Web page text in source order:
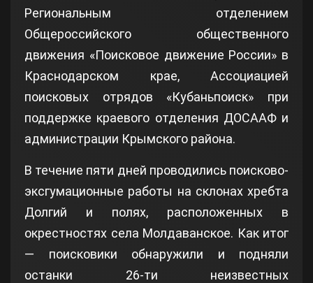
Региональным отделением
Общероссийского общественного
движения «Поисковое движение России» в
Краснодарском крае, Ассоциацией
поисковых отрядов «Кубаньпоиск» при
поддержке краевого отделения ДОСААФ и
администрации Крымского района.
В течение пяти дней проводились поисково-
эксгумационные работы на склонах хребта
Долгий и полях, расположенных в
окрестностях села Молдаванское. Как итог
— поисковики обнаружили и подняли
останки 26-ти неизвестных